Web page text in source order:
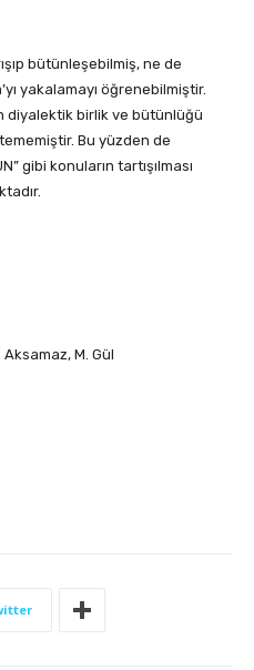
bütünleşebilmiş, ne de
yakalamayı öğrenebilmiştir.
diyalektik birlik ve bütünlüğü
Bu yüzden de
gibi konuların tartışılması
M. Gül